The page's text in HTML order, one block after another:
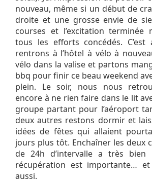
nouveau, même si un début de
droite et une grosse envie de
courses et l’excitation terminée
tous les efforts concédés.
rentrons à l’hôtel à vélo à
vélo dans la valise et partons
bbq pour finir ce beau weekend
plein. Le soir, nous nous
encore à ne rien faire dans le lit
groupe partant pour l’aéroport
deux autres restons dormir et
idées de fêtes qui allaient
jours plus tôt. Enchaîner les deux
de 24h d’intervalle a très bien
récupération est importante…
aussi.